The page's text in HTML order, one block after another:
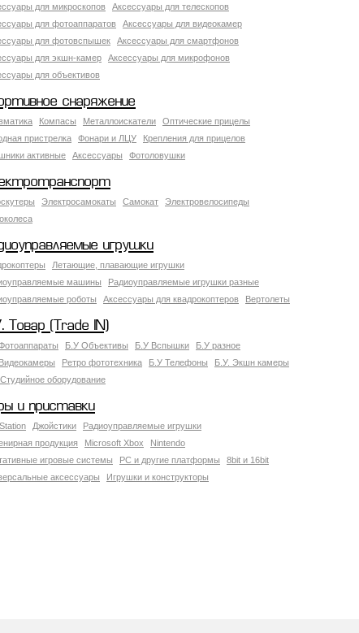
для микроскопов
Аксессуары для телескопов
для фотоаппаратов
Аксессуары для видеокамер
для фотовспышек
Аксессуары для смартфонов
для экшн-камер
Аксессуары для микрофонов
для объективов
снаряжение
Компасы Металлоискатели
Оптические прицелы
пристрелка
Фонари и ЛЦУ
Крепления для прицелов
активные
Аксессуары Фотоловушки
Электросамокаты Самокат
Электровелосипеды
игрушки
Летающие, плавающие игрушки
машины
Радиоуправляемые игрушки разные
роботы
Аксессуары для квадрокоптеров Вертолеты
Товар (Trade IN)
Б.У Объективы Б.У Вспышки
Б.У разное
Ретро фототехника Б.У Телефоны
Б.У. Экшн камеры
оборудование
и приставки
Джойстики
Радиоуправляемые игрушки
продукция
Microsoft Xbox
Nintendo
игровые системы
PC и другие платформы
8bit и 16bit
аксессуары
Игрушки и конструкторы